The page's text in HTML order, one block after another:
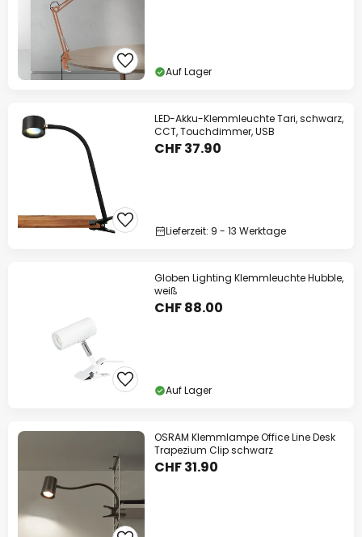
Auf Lager
LED-Akku-Klemmleuchte Tari, schwarz,
CCT, Touchdimmer, USB
CHF 37.90
Lieferzeit: 9 - 13 Werktage
Globen Lighting Klemmleuchte Hubble,
weiß
CHF 88.00
Auf Lager
OSRAM Klemmlampe Office Line Desk
Trapezium Clip schwarz
CHF 31.90